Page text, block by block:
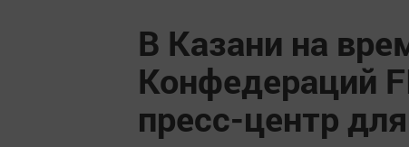
В Казани на
Конфедераций
пресс-центр